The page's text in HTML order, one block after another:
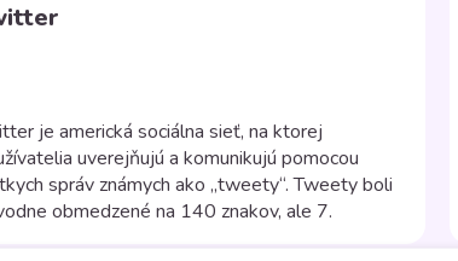
je americká sociálna sieť, na ktorej
uverejňujú a komunikujú pomocou
správ známych ako „tweety“. Tweety boli
obmedzené na 140 znakov, ale 7.